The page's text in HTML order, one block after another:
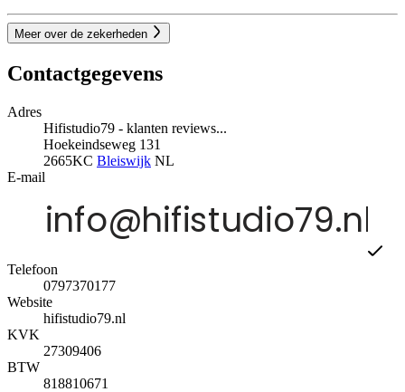
Meer over de zekerheden
Contactgegevens
Adres
Hifistudio79 - klanten reviews...
Hoekeindseweg 131
2665KC Bleiswijk NL
E-mail
Telefoon
0797370177
Website
hifistudio79.nl
KVK
27309406
BTW
818810671